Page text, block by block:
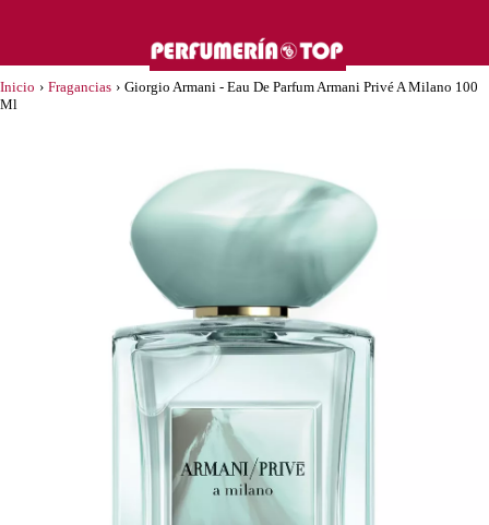
Inicio › Fragancias › Giorgio Armani - Eau De Parfum Armani Privé A Milano 100
Ml